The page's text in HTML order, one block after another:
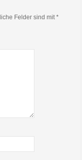
Felder sind mit*